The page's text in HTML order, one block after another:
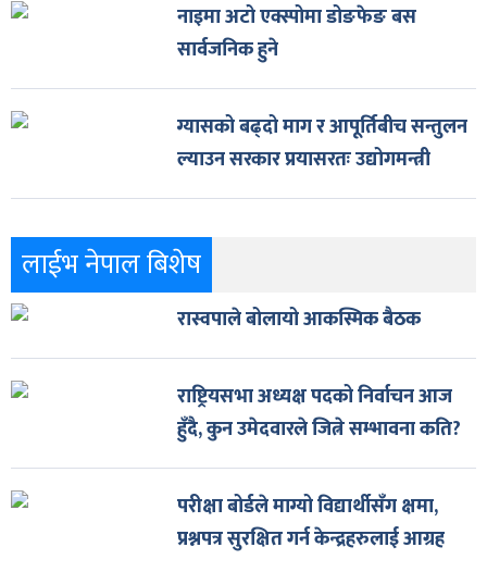
नाइमा अटो एक्स्पोमा डोङफेङ बस
सार्वजनिक हुने
ग्यासको बढ्दो माग र आपूर्तिबीच सन्तुलन
ल्याउन सरकार प्रयासरतः उद्योगमन्त्री
लाईभ नेपाल बिशेष
रास्वपाले बोलायो आकस्मिक बैठक
राष्ट्रियसभा अध्यक्ष पदको निर्वाचन आज
हुँदै, कुन उमेदवारले जित्ने सम्भावना कति?
परीक्षा बोर्डले माग्यो विद्यार्थीसँग क्षमा,
प्रश्नपत्र सुरक्षित गर्न केन्द्रहरुलाई आग्रह